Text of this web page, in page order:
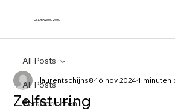
ONDERWIJS 2030
All Posts
Persberichten
All Posts
Zelfsturing
laurentschijns816 nov 20241 minuten